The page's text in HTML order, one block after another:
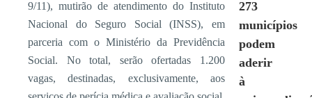
9/11), mutirão de atendimento do Instituto
Nacional do Seguro Social (INSS), em
parceria com o Ministério da Previdência
Social. No total, serão ofertadas 1.200
vagas, destinadas, exclusivamente, aos
273
municípios
podem
aderir
à